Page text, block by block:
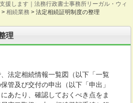
援します｜法務行政書士事務所リーガル・ウィ
>相続業務 >法定相続証明制度の整理
理
法定相続情報一覧図（以下「一覧
管及び交付の申出（以下「申出」
あたり、確認しておくべき点をま